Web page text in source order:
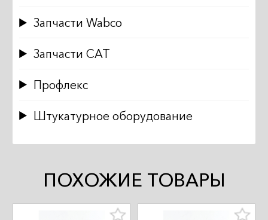
Запчасти Wabco
Запчасти CAT
Профлекс
Штукатурное оборудование
ПОХОЖИЕ ТОВАРЫ